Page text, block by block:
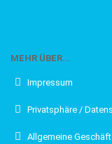
MEHR ÜBER...
Impressum
Privatsphäre /
Allgemeine